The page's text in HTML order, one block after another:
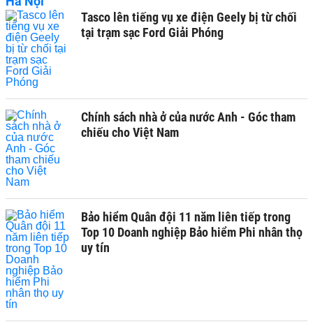
Tasco lên tiếng vụ xe điện Geely bị từ chối
tại trạm sạc Ford Giải Phóng
Chính sách nhà ở của nước Anh - Góc tham
chiếu cho Việt Nam
Bảo hiểm Quân đội 11 năm liên tiếp trong
Top 10 Doanh nghiệp Bảo hiểm Phi nhân thọ
uy tín